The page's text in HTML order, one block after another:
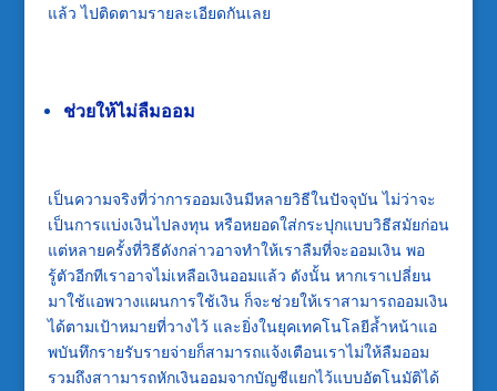
แล้ว ไปติดตามรายละเอียดกันเลย
ช่วยให้ไม่ลืมออม
เป็นความจริงที่ว่าการออมเงินมีหลายวิธีในปัจจุบัน ไม่ว่าจะ
เป็นการแบ่งเงินไปลงทุน หรือหยอดใส่กระปุกแบบวิธีสมัยก่อน
แต่หลายครั้งที่วิธีดังกล่าวอาจทำให้เราลืมที่จะออมเงิน พอ
รู้ตัวอีกทีเราอาจไม่เหลือเงินออมแล้ว ดังนั้น หากเราเปลี่ยน
มาใช้แอพวางแผนการใช้เงินก็จะช่วยให้เราสามารถออมเงิน
ได้ตามเป้าหมายที่วางไว้ และยิ่งในยุคเทคโนโลยีล้ำหน้าแอ
พบันทึกรายรับรายจ่ายก็สามารถแจ้งเตือนเราไม่ให้ลืมออม
รวมถึงสาามารถหักเงินออมจากบัญชีแยกไว้แบบอัตโนมัติได้